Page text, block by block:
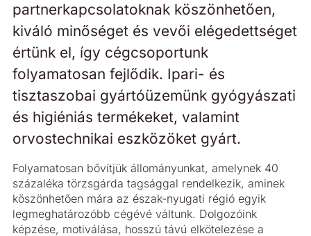
partnerkapcsolatoknak köszönhetően,
kiváló minőséget és vevői elégedettséget
értünk el, így cégcsoportunk
folyamatosan fejlődik. Ipari- és
tisztaszobai gyártóüzemünk gyógyászati
és higiéniás termékeket, valamint
orvostechnikai eszközöket gyárt.
Folyamatosan bővítjük állományunkat, amelynek 40
százaléka törzsgárda tagsággal rendelkezik, aminek
köszönhetően mára az észak-nyugati régió egyik
legmeghatározóbb cégévé váltunk. Dolgozóink
képzése, motiválása, hosszú távú elkötelezése a